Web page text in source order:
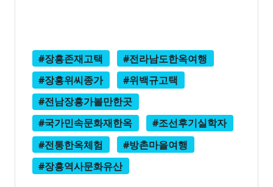
#장흥존재고택
#전라남도한옥여행
#장흥위씨종가
#위백규고택
#전남장흥가볼만한곳
#국가민속문화재한옥
#조선후기실학자
#전통한옥체험
#방촌마을여행
#장흥역사문화유산